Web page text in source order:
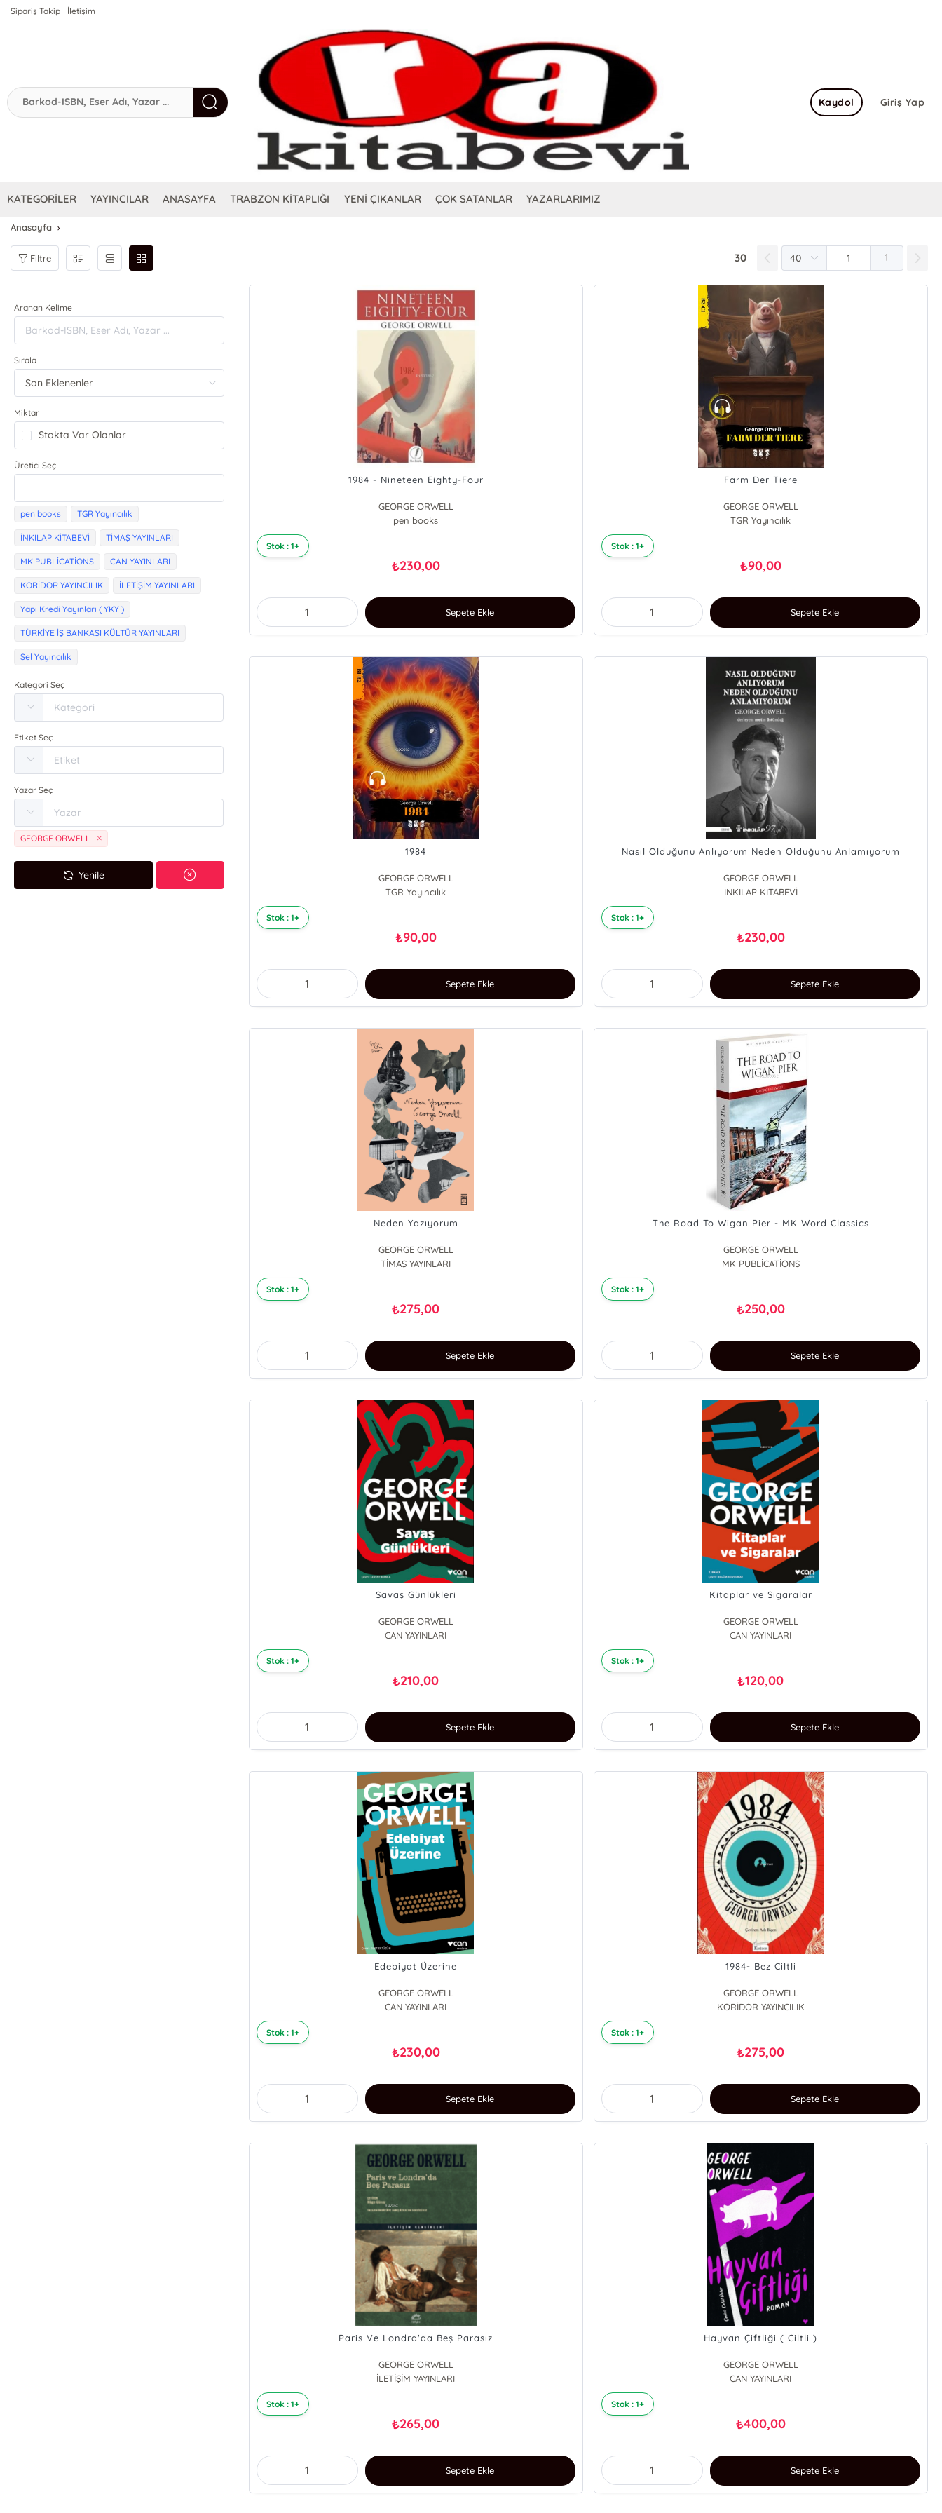
Sipariş Takip İletişim
Giriş Yap
Kaydol
KATEGORİLER YAYINCILAR ANASAYFA TRABZON KİTAPLIĞI YENİ ÇIKANLAR ÇOK SATANLAR YAZARLARIMIZ
Anasayfa
Filtre 30 1
Aranan Kelime
Sırala
Miktar
Stokta Var Olanlar
Üretici Seç
pen books TGR Yayıncılık
İNKILAP KİTABEVİ TİMAŞ YAYINLARI
MK PUBLİCATİONS CAN YAYINLARI
KORİDOR YAYINCILIK İLETİŞİM YAYINLARI
Yapı Kredi Yayınları ( YKY )
TÜRKİYE İŞ BANKASI KÜLTÜR YAYINLARI
Sel Yayıncılık
Kategori Seç
Etiket Seç
Yazar Seç
GEORGE ORWELL
Yenile
1984 - Nineteen Eighty-Four
GEORGE ORWELL
pen books
Stok : 1+
₺230,00
Sepete Ekle
Farm Der Tiere
GEORGE ORWELL
TGR Yayıncılık
Stok : 1+
₺90,00
Sepete Ekle
1984
GEORGE ORWELL
TGR Yayıncılık
Stok : 1+
₺90,00
Sepete Ekle
Nasıl Olduğunu Anlıyorum Neden Olduğunu Anlamıyorum
GEORGE ORWELL
İNKILAP KİTABEVİ
Stok : 1+
₺230,00
Sepete Ekle
Neden Yazıyorum
GEORGE ORWELL
TİMAŞ YAYINLARI
Stok : 1+
₺275,00
Sepete Ekle
The Road To Wigan Pier - MK Word Classics
GEORGE ORWELL
MK PUBLİCATİONS
Stok : 1+
₺250,00
Sepete Ekle
Savaş Günlükleri
GEORGE ORWELL
CAN YAYINLARI
Stok : 1+
₺210,00
Sepete Ekle
Kitaplar ve Sigaralar
GEORGE ORWELL
CAN YAYINLARI
Stok : 1+
₺120,00
Sepete Ekle
Edebiyat Üzerine
GEORGE ORWELL
CAN YAYINLARI
Stok : 1+
₺230,00
Sepete Ekle
1984- Bez Ciltli
GEORGE ORWELL
KORİDOR YAYINCILIK
Stok : 1+
₺275,00
Sepete Ekle
Paris Ve Londra'da Beş Parasız
GEORGE ORWELL
İLETİŞİM YAYINLARI
Stok : 1+
₺265,00
Sepete Ekle
Hayvan Çiftliği ( Ciltli )
GEORGE ORWELL
CAN YAYINLARI
Stok : 1+
₺400,00
Sepete Ekle